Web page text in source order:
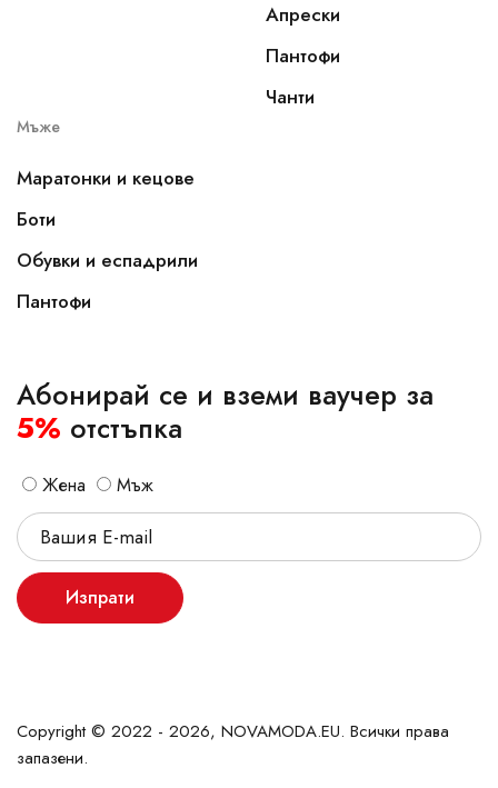
Апрески
Пантофи
Чанти
Мъже
Маратонки и кецове
Боти
Обувки и еспадрили
Пантофи
Абонирай се и вземи ваучер за
5% отстъпка
Жена Мъж
Изпрати
Copyright © 2022 - 2026, NOVAMODA.EU. Всички права
запазени.